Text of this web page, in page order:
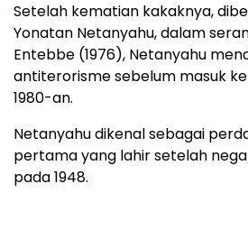
Setelah kematian kakaknya,
Yonatan Netanyahu, dalam
Entebbe (1976), Netanyahu
antiterorisme sebelum masuk
1980-an.
Netanyahu dikenal sebagai
pertama yang lahir setelah
pada 1948.